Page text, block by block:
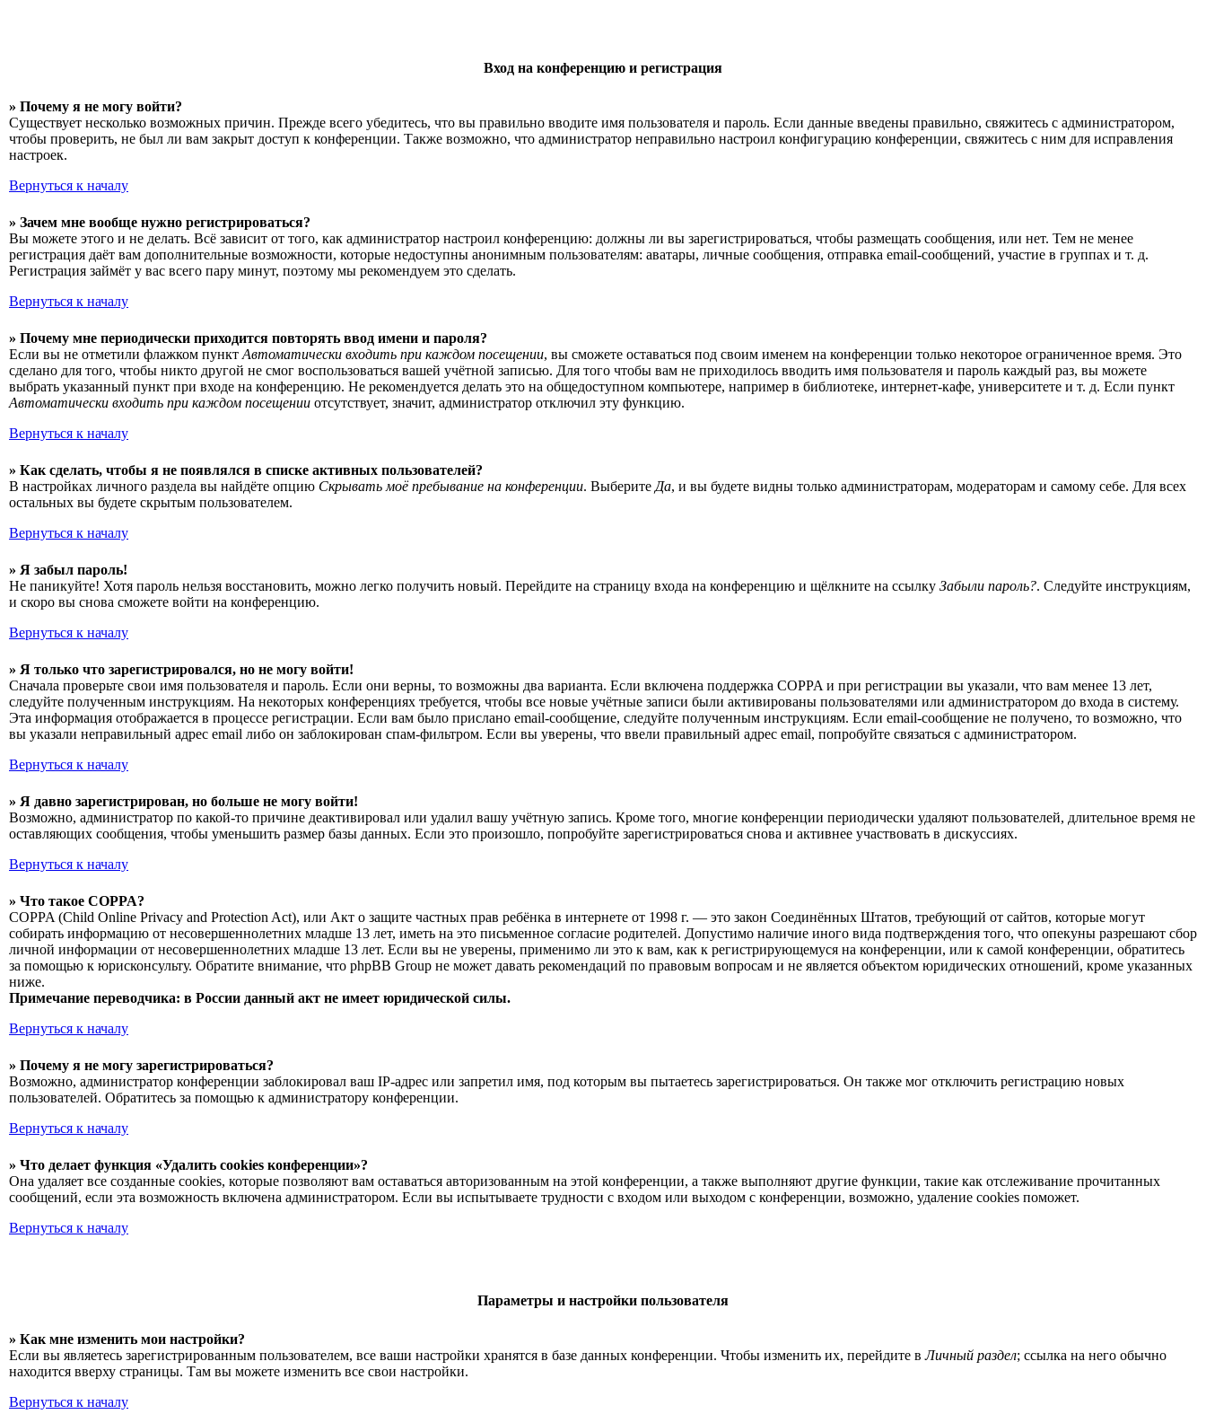
Вход на конференцию и регистрация
» Почему я не могу войти?
Существует несколько возможных причин. Прежде всего убедитесь, что вы правильно вводите имя пользователя и пароль. Если данные введены правильно, свяжитесь с администратором,
чтобы проверить, не был ли вам закрыт доступ к конференции. Также возможно, что администратор неправильно настроил конфигурацию конференции, свяжитесь с ним для исправления
настроек.
Вернуться к началу
» Зачем мне вообще нужно регистрироваться?
Вы можете этого и не делать. Всё зависит от того, как администратор настроил конференцию: должны ли вы зарегистрироваться, чтобы размещать сообщения, или нет. Тем не менее
регистрация даёт вам дополнительные возможности, которые недоступны анонимным пользователям: аватары, личные сообщения, отправка email-сообщений, участие в группах и т. д.
Регистрация займёт у вас всего пару минут, поэтому мы рекомендуем это сделать.
Вернуться к началу
» Почему мне периодически приходится повторять ввод имени и пароля?
Если вы не отметили флажком пункт Автоматически входить при каждом посещении, вы сможете оставаться под своим именем на конференции только некоторое ограниченное время. Это
сделано для того, чтобы никто другой не смог воспользоваться вашей учётной записью. Для того чтобы вам не приходилось вводить имя пользователя и пароль каждый раз, вы можете
выбрать указанный пункт при входе на конференцию. Не рекомендуется делать это на общедоступном компьютере, например в библиотеке, интернет-кафе, университете и т. д. Если пункт
Автоматически входить при каждом посещении отсутствует, значит, администратор отключил эту функцию.
Вернуться к началу
» Как сделать, чтобы я не появлялся в списке активных пользователей?
В настройках личного раздела вы найдёте опцию Скрывать моё пребывание на конференции. Выберите Да, и вы будете видны только администраторам, модераторам и самому себе. Для всех
остальных вы будете скрытым пользователем.
Вернуться к началу
» Я забыл пароль!
Не паникуйте! Хотя пароль нельзя восстановить, можно легко получить новый. Перейдите на страницу входа на конференцию и щёлкните на ссылку Забыли пароль?. Следуйте инструкциям,
и скоро вы снова сможете войти на конференцию.
Вернуться к началу
» Я только что зарегистрировался, но не могу войти!
Сначала проверьте свои имя пользователя и пароль. Если они верны, то возможны два варианта. Если включена поддержка COPPA и при регистрации вы указали, что вам менее 13 лет,
следуйте полученным инструкциям. На некоторых конференциях требуется, чтобы все новые учётные записи были активированы пользователями или администратором до входа в систему.
Эта информация отображается в процессе регистрации. Если вам было прислано email-сообщение, следуйте полученным инструкциям. Если email-сообщение не получено, то возможно, что
вы указали неправильный адрес email либо он заблокирован спам-фильтром. Если вы уверены, что ввели правильный адрес email, попробуйте связаться с администратором.
Вернуться к началу
» Я давно зарегистрирован, но больше не могу войти!
Возможно, администратор по какой-то причине деактивировал или удалил вашу учётную запись. Кроме того, многие конференции периодически удаляют пользователей, длительное время не
оставляющих сообщения, чтобы уменьшить размер базы данных. Если это произошло, попробуйте зарегистрироваться снова и активнее участвовать в дискуссиях.
Вернуться к началу
» Что такое COPPA?
COPPA (Child Online Privacy and Protection Act), или Акт о защите частных прав ребёнка в интернете от 1998 г. — это закон Соединённых Штатов, требующий от сайтов, которые могут
собирать информацию от несовершеннолетних младше 13 лет, иметь на это письменное согласие родителей. Допустимо наличие иного вида подтверждения того, что опекуны разрешают сбор
личной информации от несовершеннолетних младше 13 лет. Если вы не уверены, применимо ли это к вам, как к регистрирующемуся на конференции, или к самой конференции, обратитесь
за помощью к юрисконсульту. Обратите внимание, что phpBB Group не может давать рекомендаций по правовым вопросам и не является объектом юридических отношений, кроме указанных
ниже.
Примечание переводчика: в России данный акт не имеет юридической силы.
Вернуться к началу
» Почему я не могу зарегистрироваться?
Возможно, администратор конференции заблокировал ваш IP-адрес или запретил имя, под которым вы пытаетесь зарегистрироваться. Он также мог отключить регистрацию новых
пользователей. Обратитесь за помощью к администратору конференции.
Вернуться к началу
» Что делает функция «Удалить cookies конференции»?
Она удаляет все созданные cookies, которые позволяют вам оставаться авторизованным на этой конференции, а также выполняют другие функции, такие как отслеживание прочитанных
сообщений, если эта возможность включена администратором. Если вы испытываете трудности с входом или выходом с конференции, возможно, удаление cookies поможет.
Вернуться к началу
Параметры и настройки пользователя
» Как мне изменить мои настройки?
Если вы являетесь зарегистрированным пользователем, все ваши настройки хранятся в базе данных конференции. Чтобы изменить их, перейдите вЛичный раздел; ссылка на него обычно
находится вверху страницы. Там вы можете изменить все свои настройки.
Вернуться к началу